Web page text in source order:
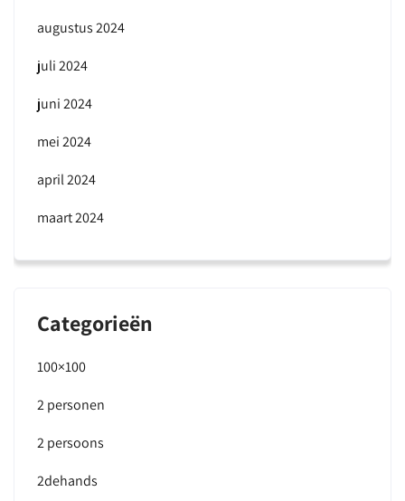
augustus 2024
juli 2024
juni 2024
mei 2024
april 2024
maart 2024
Categorieën
100×100
2 personen
2 persoons
2dehands